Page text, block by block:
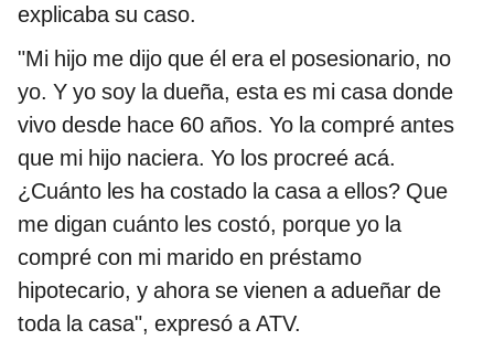
explicaba su caso.
"Mi hijo me dijo que él era el posesionario, no
yo. Y yo soy la dueña, esta es mi casa donde
vivo desde hace 60 años. Yo la compré antes
que mi hijo naciera. Yo los procreé acá.
¿Cuánto les ha costado la casa a ellos? Que
me digan cuánto les costó, porque yo la
compré con mi marido en préstamo
hipotecario, y ahora se vienen a adueñar de
toda la casa", expresó a ATV.